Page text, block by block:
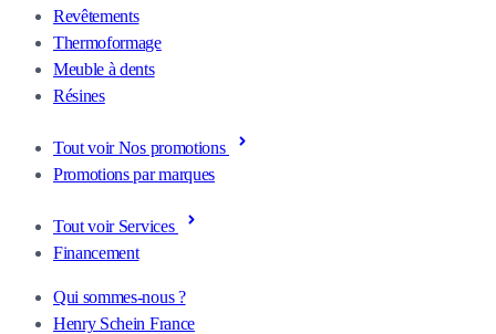
Revêtements
Thermoformage
Meuble à dents
Résines
Tout voir Nos promotions
Promotions par marques
Tout voir Services
Financement
Qui sommes-nous ?
Henry Schein France